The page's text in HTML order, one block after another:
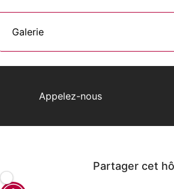
Galerie
Appelez-nous
Partager cet